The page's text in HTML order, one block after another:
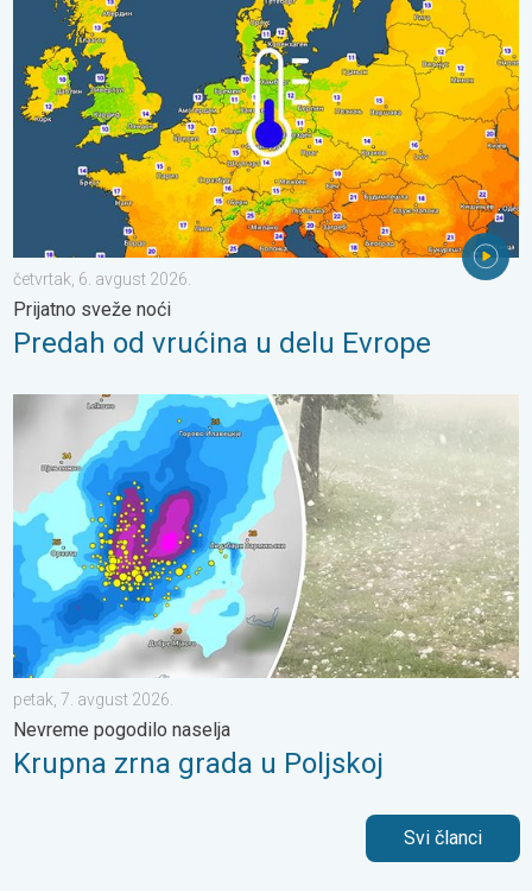
četvrtak, 6. avgust 2026.
Prijatno sveže noći
Predah od vrućina u delu Evrope
Krupna zrna grada u Poljskoj. Nevreme pogodilo naselja. . .
petak, 7. avgust 2026.
Nevreme pogodilo naselja
Krupna zrna grada u Poljskoj
Svi članci